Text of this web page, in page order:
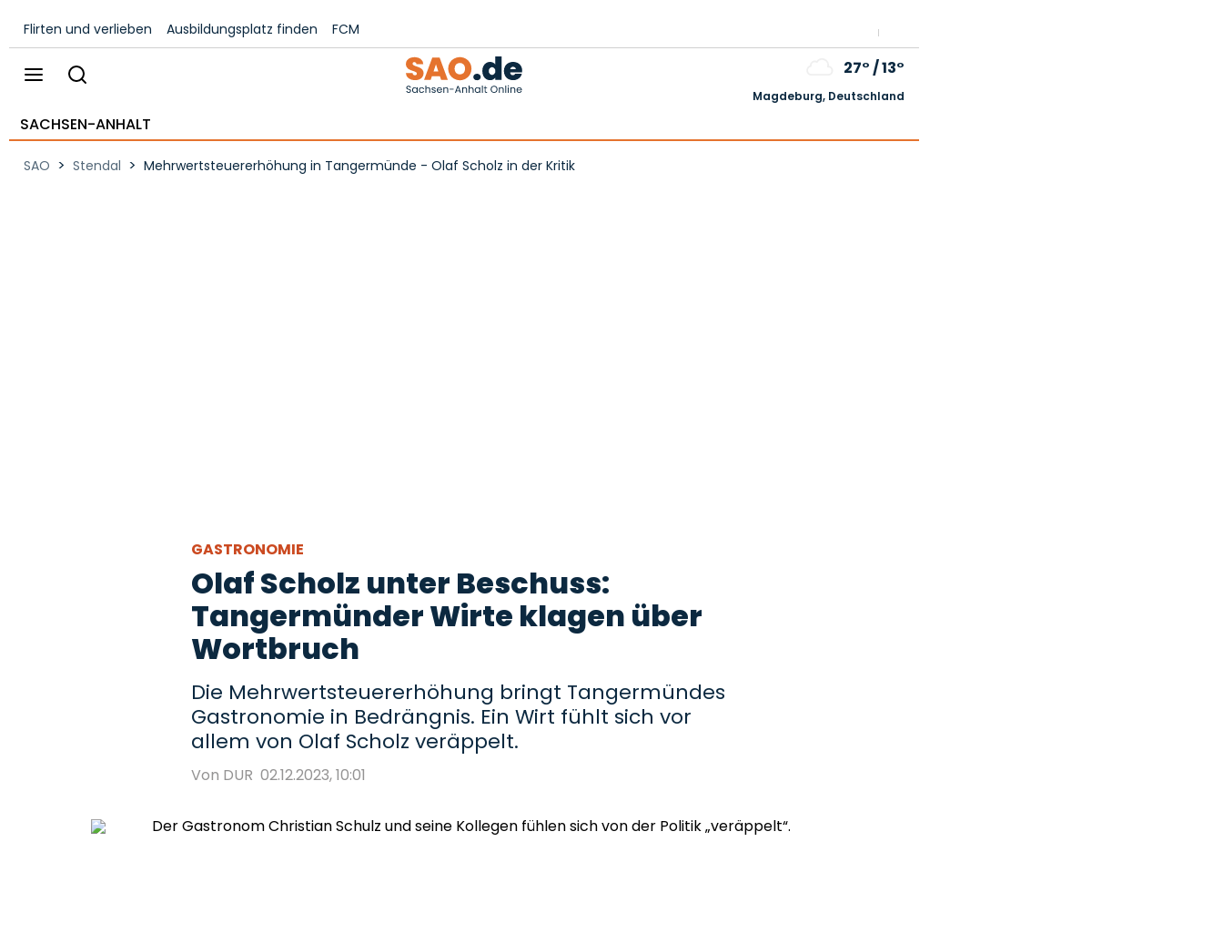
Flirten und verlieben Ausbildungsplatz finden FCM
27°/13°
Magdeburg, Deutschland
SACHSEN-ANHALT
SAO > Stendal > Mehrwertsteuererhöhung in Tangermünde - Olaf Scholz in der Kritik
GASTRONOMIE
Olaf Scholz unter Beschuss:
Tangermünder Wirte klagen über
Wortbruch
Die Mehrwertsteuererhöhung bringt Tangermündes
Gastronomie in Bedrängnis. Ein Wirt fühlt sich vor
allem von Olaf Scholz veräppelt.
Von DUR 02.12.2023, 10:01